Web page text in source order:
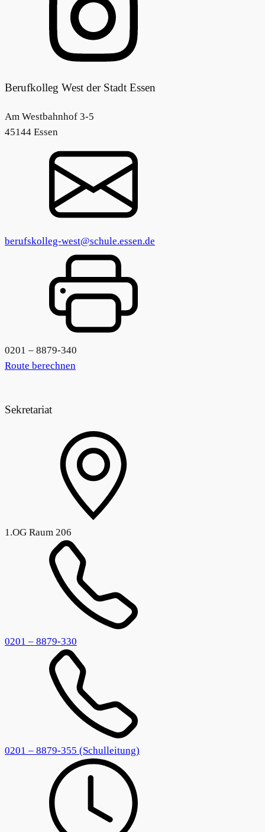
Berufkolleg West der Stadt Essen
Am Westbahnhof 3-5
45144 Essen
berufskolleg-west@schule.essen.de
0201 – 8879-340
Route berechnen
Sekretariat
1.OG Raum 206
0201 – 8879-330
0201 – 8879-355 (Schulleitung)